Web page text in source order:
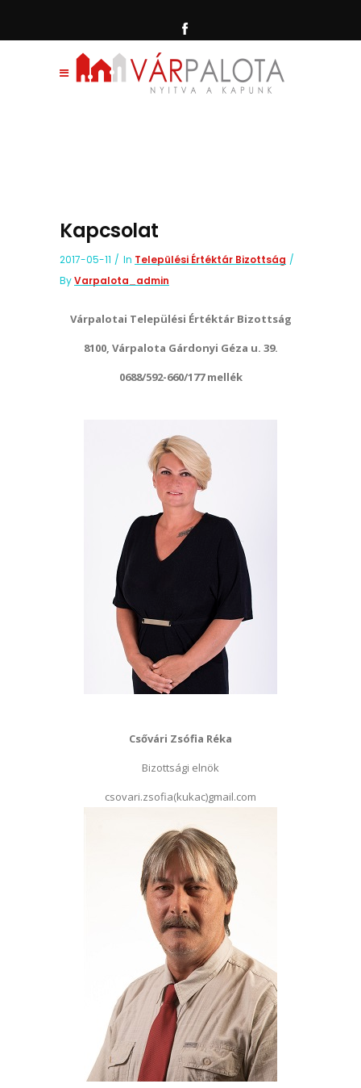
Kapcsolat
2017-05-11 In Települési Értéktár Bizottság
ByVarpalota_admin
Várpalotai Települési Értéktár Bizottság
8100, Várpalota Gárdonyi Géza u. 39.
0688/592-660/177 mellék
Csővári Zsófia Réka
Bizottsági elnök
csovari.zsofia(kukac)gmail.com